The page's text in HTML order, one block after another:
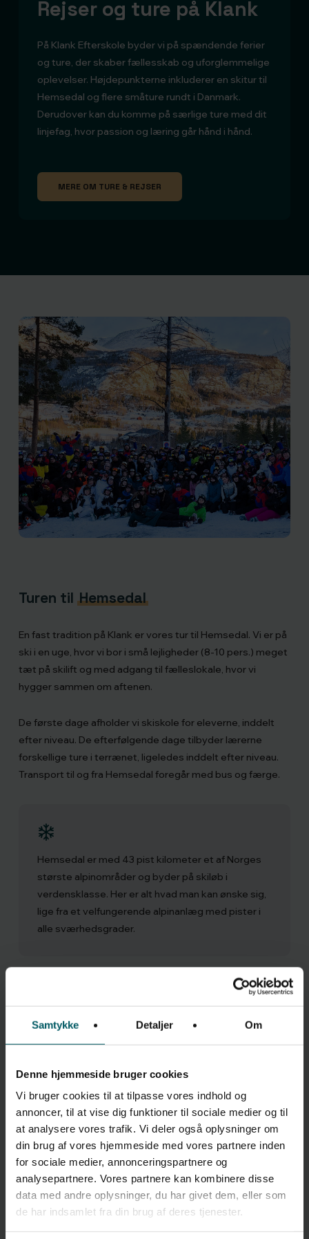
Samtykke Detaljer Om
Denne hjemmeside bruger cookies
Vi bruger cookies til at tilpasse vores indhold og
annoncer, til at vise dig funktioner til sociale medier og til
at analysere vores trafik. Vi deler også oplysninger om
din brug af vores hjemmeside med vores partnere inden
for sociale medier, annonceringspartnere og
analysepartnere. Vores partnere kan kombinere disse
data med andre oplysninger, du har givet dem, eller som
de har indsamlet fra din brug af deres tjenester.
Rejser og ture på Klank
På Klank Efterskole byder vi på spændende ferier
og ture, der skaber fællesskab og uforglemmelige
oplevelser. Højdepunkterne inkluderer en skitur til
Hemsedal og flere småture rundt i Danmark.
Derudover kan du komme på særlige ture med dit
linjefag, hvor passion og læring går hånd i hånd.
MERE OM TURE & REJSER
Turen til Hemsedal
En fast tradition på Klank er vores tur til Hemsedal. Vi er på
ski i en uge, hvor vi bor i små lejligheder (8-10 pers.) meget
tæt på skilift og med adgang til fælleslokale, hvor vi
hygger sammen om aftenen.
De første dage afholder vi skiskole for eleverne, inddelt
efter niveau. De efterfølgende dage tilbyder lærerne
forskellige ture i terrænet, ligeledes inddelt efter niveau.
Transport til og fra Hemsedal foregår med bus og færge.
Hemsedal er med 43 pist kilometer et af Norges
største alpinområder og byder på skiløb i
verdensklasse. Her er alt hvad man kan ønske sig,
lige fra et velfungerende alpinanlæg med pister i
alle sværhedsgrader.
Linjefagsture
Ud over skituren og Hjarnøturen byder foråret på
fra år til år og for os er det vigtigste, at eleverne får
mulighed for at dyrke deres linfagsinteresse intenst
på turen. Eksempelvis indstiller Dans i skoleåret 24/25
kompasset på Hamburg, Adventure tager på friluftstur,
cykling indtager Mallorca mens Kunst, Design og Musik
vender næsen mod København.